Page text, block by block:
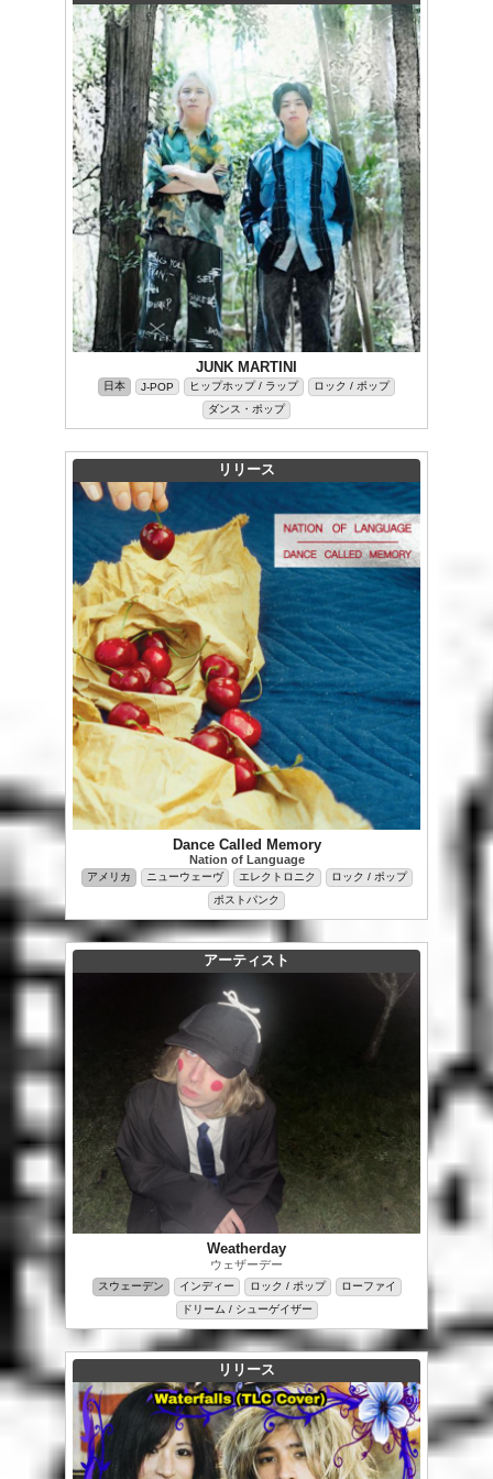
JUNK MARTINI
日本 J-POP ヒップホップ / ラップ
ロック / ポップ
ダンス・ポップ
リリース
Dance Called Memory
Nation of Language
アメリカ ニューウェーヴ エレクトロニク
ロック / ポップ
ポストパンク
アーティスト
Weatherday
ウェザーデー
スウェーデン インディー ロック / ポップ
ローファイ
ドリーム / シューゲイザー
リリース